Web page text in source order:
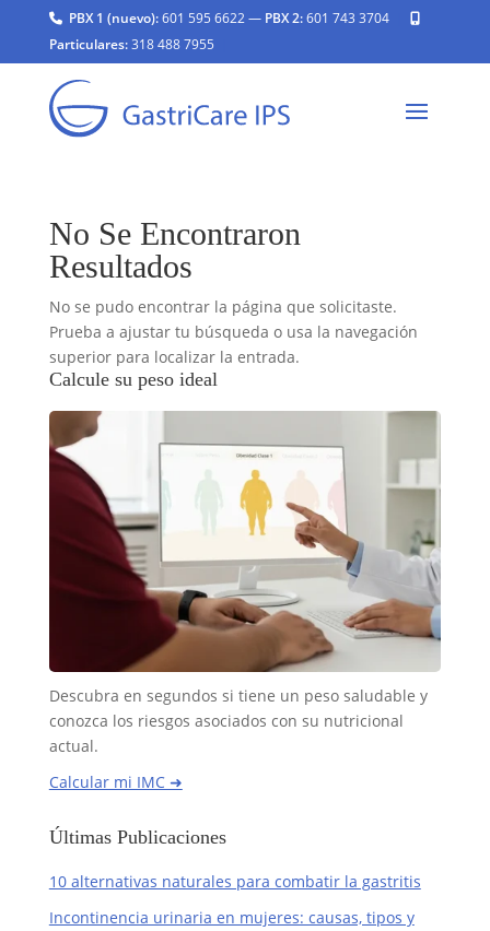
PBX 1 (nuevo):601 595 6622— PBX 2:601 743 3704
Particulares:318 488 7955
No Se Encontraron
Resultados
No se pudo encontrar la página que solicitaste.
Prueba a ajustar tu búsqueda o usa la navegación
superior para localizar la entrada.
Calcule su peso ideal
Descubra en segundos si tiene un peso saludable y
conozca los riesgos asociados con su nutricional
actual.
Calcular mi IMC ➜
Últimas Publicaciones
10 alternativas naturales para combatir la gastritis
Incontinencia urinaria en mujeres: causas, tipos y